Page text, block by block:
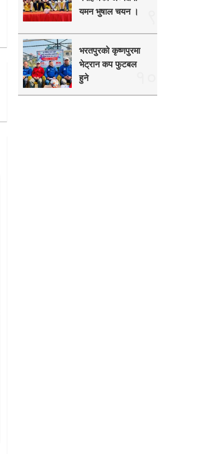
यमन भुषाल चयन ।
भरतपुरको कृष्णपुरमा
भेट्रान कप फुटबल
हुने